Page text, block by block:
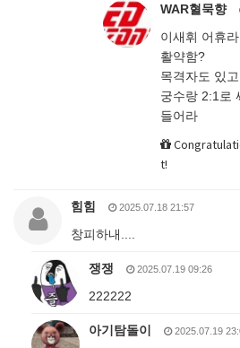
WAR혈묵향
이새휘 어휴
활약함?
목격자도 있
궁수랑 2:1로
들어라
t!
힘힘 2025.07.18 21:57
창피하내....
쟁쟁 2025.07.19 09:26
222222
아기탐돌이 2025.07.19